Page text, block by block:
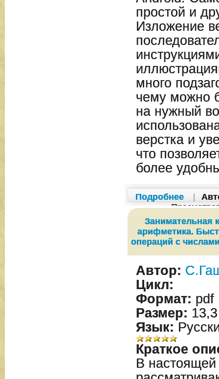
простой и
Изложение
много
чему можно
на нужный
верстка и
что
более
Подробнее
Занимательная
арифметика.
операций с
Автор:
Цикл:
Формат: pdf
Размер:
Язык:
Краткое
В настоящей